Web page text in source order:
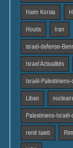
Haim Korsia
Houtis Iran
israel-defense-
Israel Actiualités
Israël-
Liban
Palestiniens-
rené taieb